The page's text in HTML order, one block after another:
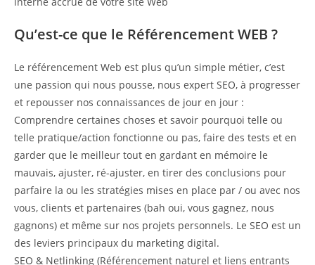
Qu’est-ce que le Référencement WEB ?
Le référencement Web est plus qu’un simple métier, c’est
une passion qui nous pousse, nous expert SEO, à progresser
et repousser nos connaissances de jour en jour :
Comprendre certaines choses et savoir pourquoi telle ou
telle pratique/action fonctionne ou pas, faire des tests et en
garder que le meilleur tout en gardant en mémoire le
mauvais, ajuster, ré-ajuster, en tirer des conclusions pour
parfaire la ou les stratégies mises en place par / ou avec nos
vous, clients et partenaires (bah oui, vous gagnez, nous
gagnons) et même sur nos projets personnels. Le SEO est un
des leviers principaux du marketing digital.
SEO & Netlinking (Référencement naturel et liens entrants